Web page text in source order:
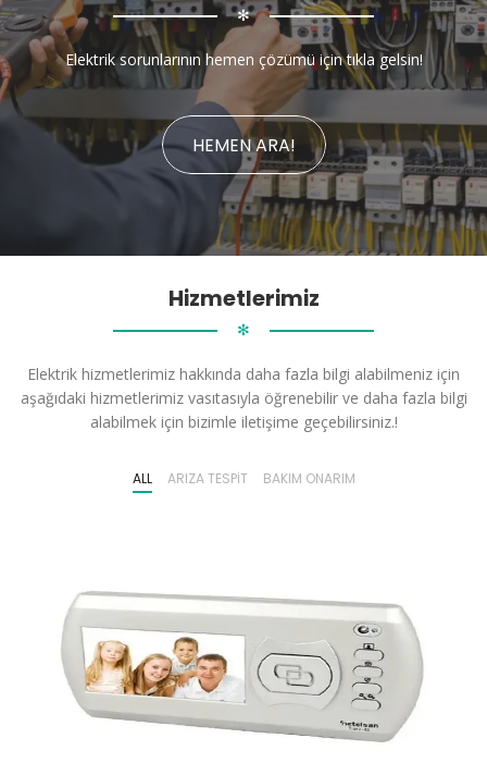
✻
Elektrik sorunlarının hemen çözümü için tıkla gelsin!
HEMEN ARA!
Hizmetlerimiz
✻
Elektrik hizmetlerimiz hakkında daha fazla bilgi alabilmeniz için
aşağıdaki hizmetlerimiz vasıtasıyla öğrenebilir ve daha fazla bilgi
alabilmek için bizimle iletişime geçebilirsiniz.!
ALL ARIZA TESPIT BAKIM ONARIM